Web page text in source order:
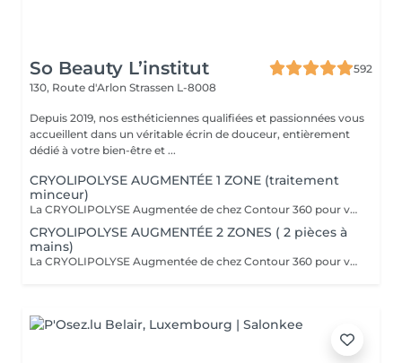
So Beauty L’institut
592
130, Route d'Arlon Strassen L-8008
Depuis 2019, nos esthéticiennes qualifiées et passionnées vous
accueillent dans un véritable écrin de douceur, entièrement
dédié à votre bien-être et ...
CRYOLIPOLYSE AUGMENTÉE 1 ZONE (traitement
minceur)
La CRYOLIPOLYSE Augmentée de chez Contour 360 pour venir à bout en une séance de nos bourrelets disgracieux. La Cryolipolyse Augmentée permet la destruction et l'élimination naturelle des cellules graisseuses par l'application d'un froid intense sur l'amas ciblé, avec des résultats visibles et permanent dès la première séance. Que ce soit pour le ventre, les poignées d'amour, les cuisses, la culotte de cheval, le pli du soutien gorge ou les bras, Contour 360 offre des solutions sur-mesure grâce à ses différents applicateurs ergonomiques (small, medium, large, flat, Helios). Chacun est conçu pour cibler efficacement les amas graisseux spécifiques, permettant une personnalisation optimale du traitement. Le soin Contour 360 est une révolution dans le domaine de l'esthétique corporelle. Si vous cherchez à affiner votre silhouette sans recourir à des interventions chirurgicales invasives, ce traitement est idéal !
CRYOLIPOLYSE AUGMENTÉE 2 ZONES ( 2 pièces à
mains)
La CRYOLIPOLYSE Augmentée de chez Contour 360 pour venir à bout en une séance de nos bourrelets disgracieux. La Cryolipolyse Augmentée permet la destruction et l'élimination naturelle des cellules graisseuses par l'application d'un froid intense sur l'amas ciblé, avec des résultats visibles et permanent dès la première séance. Que ce soit pour le ventre, les poignées d'amour, les cuisses, la culotte de cheval, le pli du soutien gorge ou les bras, Contour 360 offre des solutions sur-mesure grâce à ses différents applicateurs ergonomiques (small, medium, large, flat, Helios). Chacun est conçu pour cibler efficacement les amas graisseux spécifiques, permettant une personnalisation optimale du traitement. Le soin Contour 360 est une révolution dans le domaine de l'esthétique corporelle. Si vous cherchez à affiner votre silhouette sans recourir à des interventions chirurgicales invasives, ce traitement est idéal !